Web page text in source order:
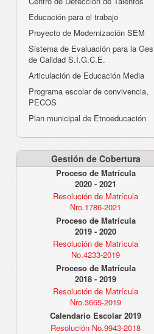
Educación para el trabajo
Proyecto de Modernización SEM
Sistema de Evaluación para la
de Calidad S.I.G.C.E.
Articulación de Educación Media
Programa escolar de convivencia,
PECOS
Plan municipal de Etnoeducación
Gestión de Cobertura
Proceso de Matrícula
2020 - 2021
Resolución de Matrícula
Nro.1786-2021
Proceso de Matrícula
2019 - 2020
Resolución de Matrícula
No.4233-2019
Proceso de Matrícula
2018 - 2019
Resolución de Matrícula
Nro.3665-2019
Calendario Escolar 2019
Resolución No.9943-2018